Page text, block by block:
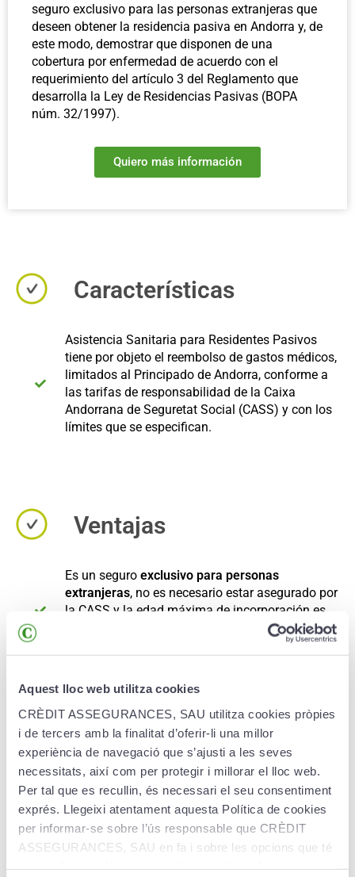
Aquest lloc web utilitza cookies
CRÈDIT ASSEGURANCES, SAU utilitza cookies pròpies
i de tercers amb la finalitat d’oferir-li una millor
experiència de navegació que s’ajusti a les seves
necessitats, així com per protegir i millorar el lloc web.
Per tal que es recullin, és necessari el seu consentiment
exprés. Llegeixi atentament aquesta Política de cookies
per informar-se sobre l’ús responsable que CRÈDIT
ASSEGURANCES, SAU en fa i sobre les opcions que té
seguro exclusivo para las personas extranjeras que
deseen obtener la residencia pasiva en Andorra y, de
este modo, demostrar que disponen de una
cobertura por enfermedad de acuerdo con el
requerimiento del artículo 3 del Reglamento que
desarrolla la Ley de Residencias Pasivas (BOPA
núm. 32/1997).
Quiero más información
Características
Asistencia Sanitaria para Residentes Pasivos
tiene por objeto el reembolso de gastos médicos,
limitados al Principado de Andorra, conforme a
las tarifas de responsabilidad de la Caixa
Andorrana de Seguretat Social (CASS) y con los
límites que se especifican.
Ventajas
Es un seguro exclusivo para personas
extranjeras, no es necesario estar asegurado por
la CASS y la edad máxima de incorporación es
de 70 años en función de la declaración de
Prestaciones
Garantías del seguro:
Reembolso de gastos de asistencia médica
extrahospitalaria(médico de medicina general,
pediatría y puericultura, en consulta y a